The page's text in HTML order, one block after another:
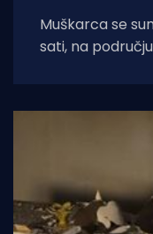
Muškarca se
sati, na